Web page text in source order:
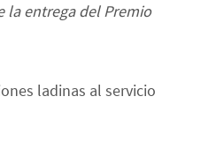
la entrega del Premio
ladinas al servicio